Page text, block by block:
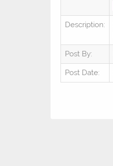
Description:
Post By:
Post Date: